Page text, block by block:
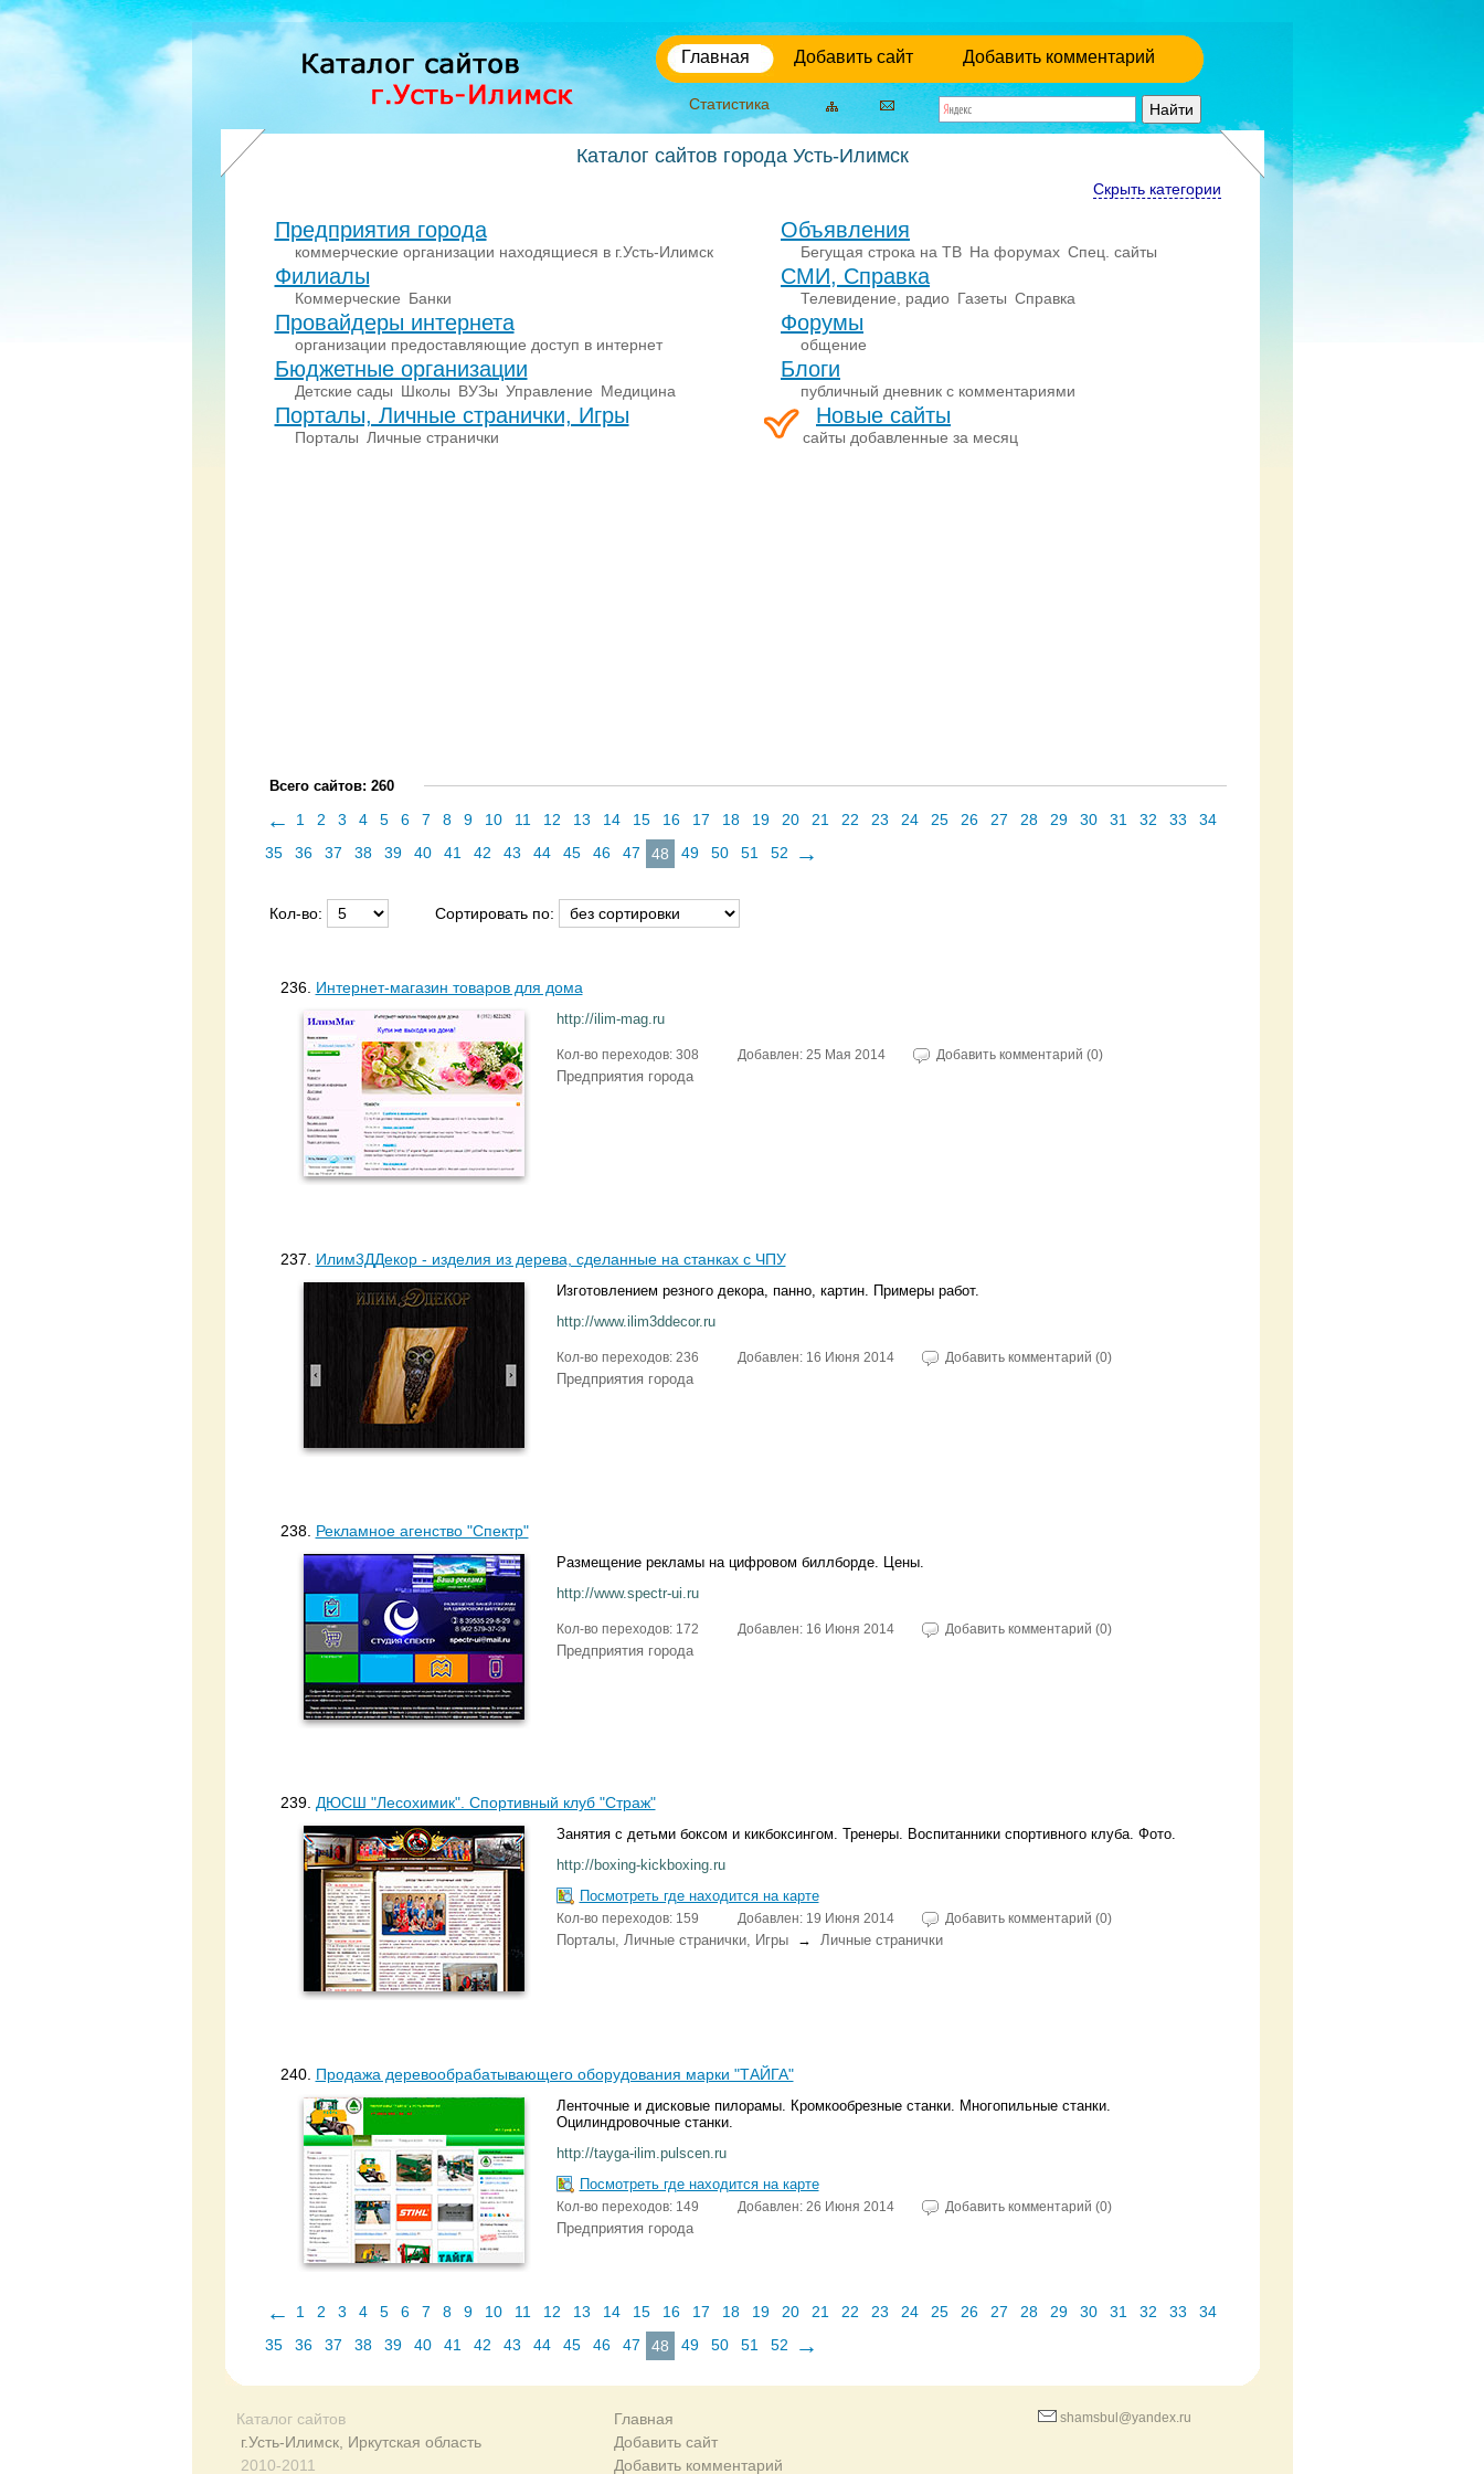
Главная Добавить сайт Добавить комментарий
Статистика
Каталог сайтов города Усть-Илимск
Скрыть категории
Предприятия города
коммерческие организации находящиеся в г.Усть-Илимск
Филиалы
Коммерческие Банки
Провайдеры интернета
организации предоставляющие доступ в интернет
Бюджетные организации
Детские сады Школы ВУЗы Управление Медицина
Порталы, Личные странички, Игры
Порталы Личные странички
Объявления
Бегущая строка на ТВ На форумах Спец. сайты
СМИ, Справка
Телевидение, радио Газеты Справка
Форумы
общение
Блоги
публичный дневник с комментариями
Новые сайты
сайты добавленные за месяц
Всего сайтов: 260
← 1 2 3 4 5 6 7 8 9 10 11 12 13 14 15 16 17 18 19 20 21 22 23 24 25 26 27 28 29 30 31 32 33
34
35
36 37 38 39 40 41 42 43 44 45 46 47 48 49 50 51 52 →
Кол-во: Сортировать по:
236. Интернет-магазин товаров для дома
http://ilim-mag.ru
Кол-во переходов: 308 Добавлен: 25 Мая 2014 Добавить комментарий (0)
Предприятия города
237. Илим3ДДекор - изделия из дерева, сделанные на станках с ЧПУ
Изготовлением резного декора, панно, картин. Примеры работ.
http://www.ilim3ddecor.ru
Кол-во переходов: 236 Добавлен: 16 Июня 2014 Добавить комментарий (0)
Предприятия города
238. Рекламное агенство "Спектр"
Размещение рекламы на цифровом биллборде. Цены.
http://www.spectr-ui.ru
Кол-во переходов: 172 Добавлен: 16 Июня 2014 Добавить комментарий (0)
Предприятия города
239. ДЮСШ "Лесохимик". Спортивный клуб "Страж"
Занятия с детьми боксом и кикбоксингом. Тренеры. Воспитанники спортивного клуба. Фото.
http://boxing-kickboxing.ru
Посмотреть где находится на карте
Кол-во переходов: 159 Добавлен: 19 Июня 2014 Добавить комментарий (0)
Порталы, Личные странички, Игры→ Личные странички
240. Продажа деревообрабатывающего оборудования марки "ТАЙГА"
Ленточные и дисковые пилорамы. Кромкообрезные станки. Многопильные станки.
Оцилиндровочные станки.
http://tayga-ilim.pulscen.ru
Посмотреть где находится на карте
Кол-во переходов: 149 Добавлен: 26 Июня 2014 Добавить комментарий (0)
Предприятия города
← 1 2 3 4 5 6 7 8 9 10 11 12 13 14 15 16 17 18 19 20 21 22 23 24 25 26 27 28 29 30 31 32 33
34
35
36 37 38 39 40 41 42 43 44 45 46 47 48 49 50 51 52 →
Каталог сайтов
г.Усть-Илимск, Иркутская область
2010-2011
Главная
Добавить сайт
Добавить комментарий
shamsbul@yandex.ru